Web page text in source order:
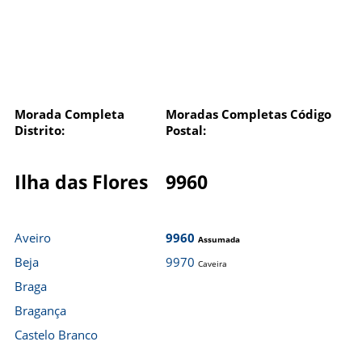
Morada Completa
Distrito:
Moradas Completas Código
Postal:
Ilha das Flores 9960
Aveiro
Beja
Braga
Bragança
Castelo Branco
9960 Assumada
9970 Caveira